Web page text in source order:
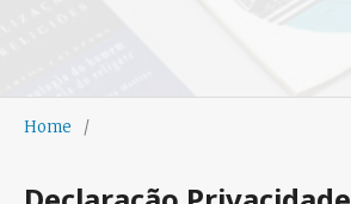
Home /